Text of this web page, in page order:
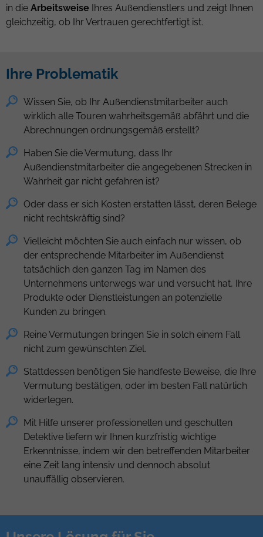
in die Arbeitsweise Ihres Außendienstlers und zeigt Ihnen
gleichzeitig, ob Ihr Vertrauen gerechtfertigt ist.
Ihre Problematik
Wissen Sie, ob Ihr Außendienstmitarbeiter auch
wirklich alle Touren wahrheitsgemäß abfährt und die
Abrechnungen ordnungsgemäß erstellt?
Haben Sie die Vermutung, dass Ihr
Außendienstmitarbeiter die angegebenen Strecken in
Wahrheit gar nicht gefahren ist?
Oder dass er sich Kosten erstatten lässt, deren Belege
nicht rechtskräftig sind?
Vielleicht möchten Sie auch einfach nur wissen, ob
der entsprechende Mitarbeiter im Außendienst
tatsächlich den ganzen Tag im Namen des
Unternehmens unterwegs war und versucht hat, Ihre
Produkte oder Dienstleistungen an potenzielle
Kunden zu bringen.
Reine Vermutungen bringen Sie in solch einem Fall
nicht zum gewünschten Ziel.
Stattdessen benötigen Sie handfeste Beweise, die Ihre
Vermutung bestätigen, oder im besten Fall natürlich
widerlegen.
Mit Hilfe unserer professionellen und geschulten
Detektive liefern wir Ihnen kurzfristig wichtige
Erkenntnisse, indem wir den betreffenden Mitarbeiter
eine Zeit lang intensiv und dennoch absolut
unauffällig observieren.